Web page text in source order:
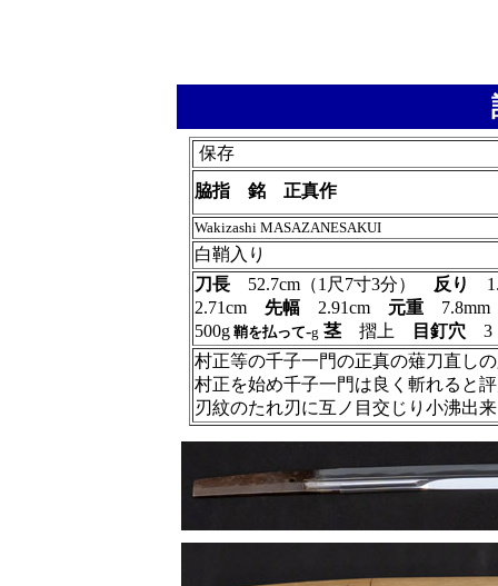
保存
脇指 銘 正真作
Wakizashi MASAZANESAKUI
白鞘入り
刀長 52.7cm（1尺7寸3分） 反り
2.71cm 先幅 2.91cm 元重
500g 鞘を払って-g 茎 摺上 目釘穴
村正等の千子一門の正真の薙刀直し
村正を始め千子一門は良く斬れると
刃紋のたれ刃に互ノ目交じり小沸出